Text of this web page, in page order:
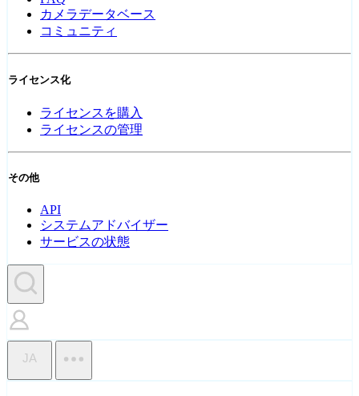
カメラデータベース
コミュニティ
ライセンス化
ライセンスを購入
ライセンスの管理
その他
API
システムアドバイザー
サービスの状態
JA